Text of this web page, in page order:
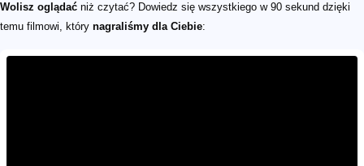
Wolisz oglądać niż czytać? Dowiedz się wszystkiego w 90 sekund dzięki
temu filmowi, który nagraliśmy dla Ciebie: